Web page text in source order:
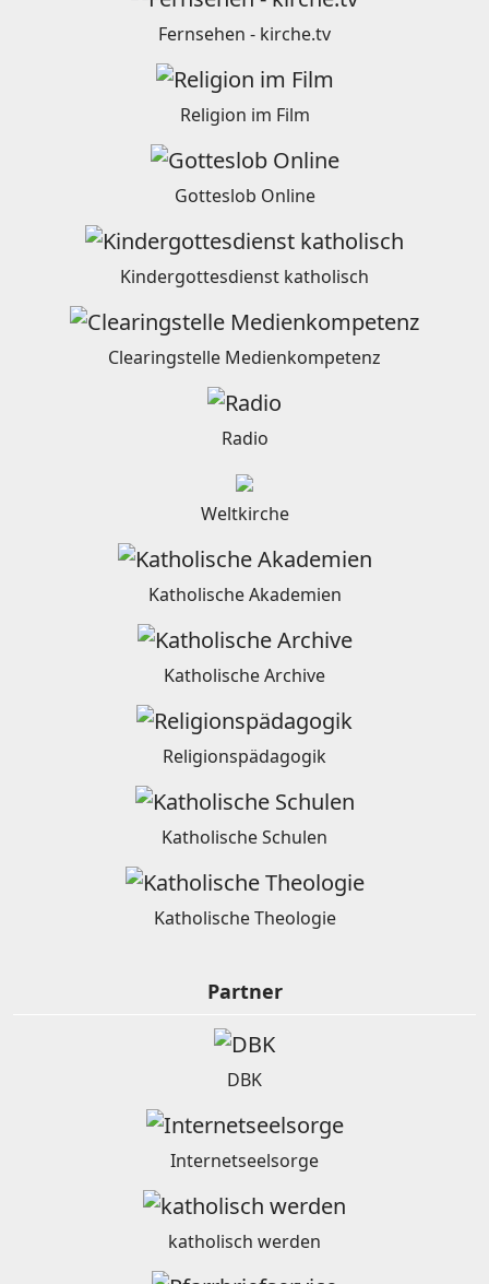
Fernsehen - kirche.tv
Religion im Film
Gotteslob Online
Kindergottesdienst katholisch
Clearingstelle Medienkompetenz
Radio
Weltkirche
Katholische Akademien
Katholische Archive
Religionspädagogik
Katholische Schulen
Katholische Theologie
Partner
DBK
Internetseelsorge
katholisch werden